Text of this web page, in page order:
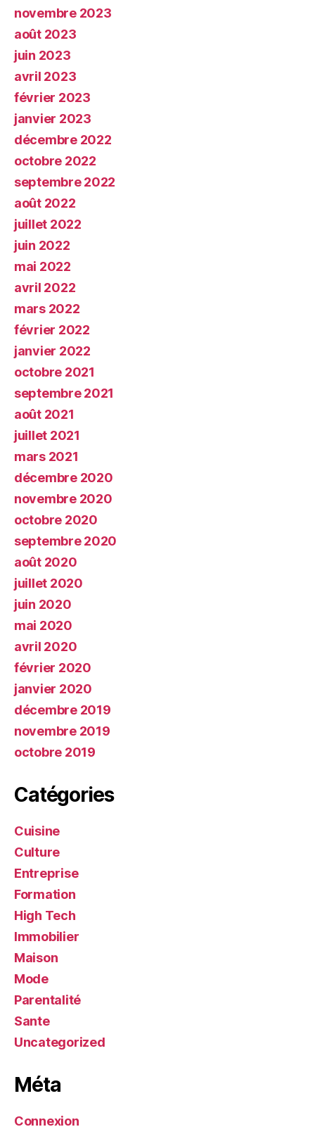
novembre 2023
août 2023
juin 2023
avril 2023
février 2023
janvier 2023
décembre 2022
octobre 2022
septembre 2022
août 2022
juillet 2022
juin 2022
mai 2022
avril 2022
mars 2022
février 2022
janvier 2022
octobre 2021
septembre 2021
août 2021
juillet 2021
mars 2021
décembre 2020
novembre 2020
octobre 2020
septembre 2020
août 2020
juillet 2020
juin 2020
mai 2020
avril 2020
février 2020
janvier 2020
décembre 2019
novembre 2019
octobre 2019
Catégories
Cuisine
Culture
Entreprise
Formation
High Tech
Immobilier
Maison
Mode
Parentalité
Sante
Uncategorized
Méta
Connexion